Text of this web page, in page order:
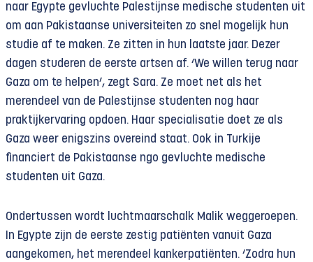
naar Egypte gevluchte Palestijnse medische studenten uit
om aan Pakistaanse universiteiten zo snel mogelijk hun
studie af te maken. Ze zitten in hun laatste jaar. Dezer
dagen studeren de eerste artsen af. ‘We willen terug naar
Gaza om te helpen’, zegt Sara. Ze moet net als het
merendeel van de Palestijnse studenten nog haar
praktijkervaring opdoen. Haar specialisatie doet ze als
Gaza weer enigszins overeind staat. Ook in Turkije
financiert de Pakistaanse ngo gevluchte medische
studenten uit Gaza.
Ondertussen wordt luchtmaarschalk Malik weggeroepen.
In Egypte zijn de eerste zestig patiënten vanuit Gaza
aangekomen, het merendeel kankerpatiënten. ‘Zodra hun